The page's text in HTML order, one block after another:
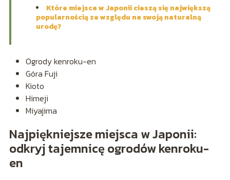
Które miejsca w Japonii cieszą się największą
popularnością ze względu na swoją naturalną
urodę?
Ogrody kenroku-en
Góra Fuji
Kioto
Himeji
Miyajima
Najpiękniejsze miejsca w Japonii:
odkryj tajemnicę ogrodów kenroku-
en